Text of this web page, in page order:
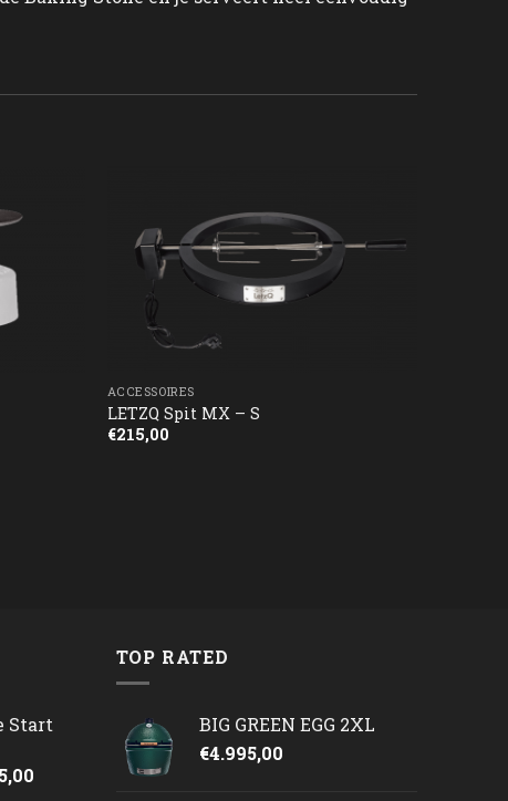
ACCESSOIRES
LETZQ Spit MX – S
€215,00
Start
Huidige
TOP RATED
BIG GREEN EGG 2XL
€4.995,00